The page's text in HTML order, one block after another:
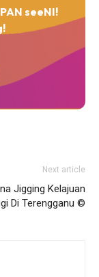
seeNI!
Next article
Jigging Kelajuan
Di Terengganu ©